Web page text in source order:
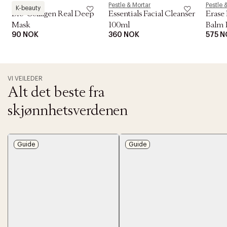
K-beauty
Biodance
Bio-Collagen Real Deep
Mask
90 NOK
Pestle & Mortar
Essentials Facial Cleanser
100ml
360 NOK
Pestle
Balm
575
VI VEILEDER
Alt det beste fra
skjønnhetsverdenen
Guide Guide